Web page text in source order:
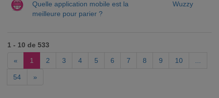
Quelle application mobile est la
meilleure pour parier ?
Wuzzy
1 - 10 de 533
«
1 2 3 4 5 6 7 8 9 10
54 »